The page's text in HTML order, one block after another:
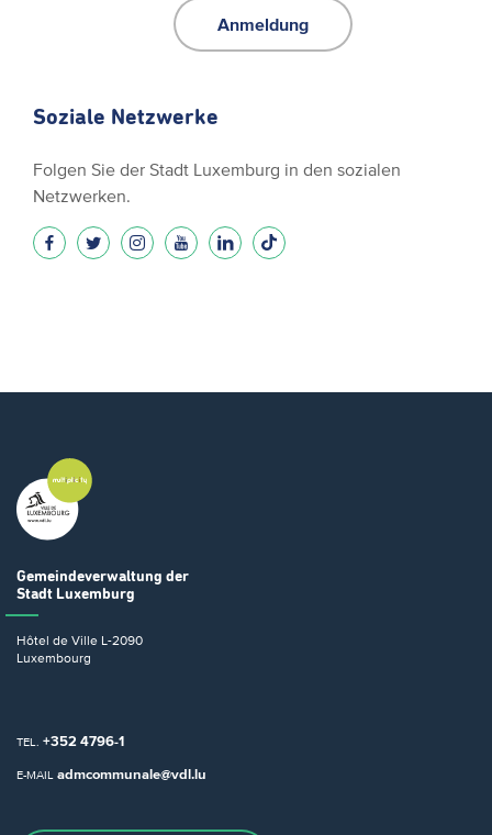
Anmeldung
Soziale Netzwerke
Folgen Sie der Stadt Luxemburg in den sozialen
Netzwerken.
Gemeindeverwaltung der
Stadt Luxemburg
Hôtel de Ville L-2090
Luxembourg
TEL. +352 4796-1
E-MAIL admcommunale@vdl.lu